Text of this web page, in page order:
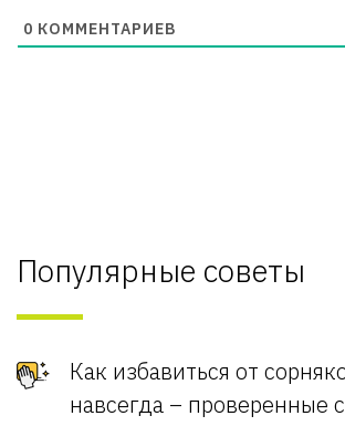
0 КОММЕНТАРИЕВ
Популярные советы
Как избавиться от
навсегда – проверенные